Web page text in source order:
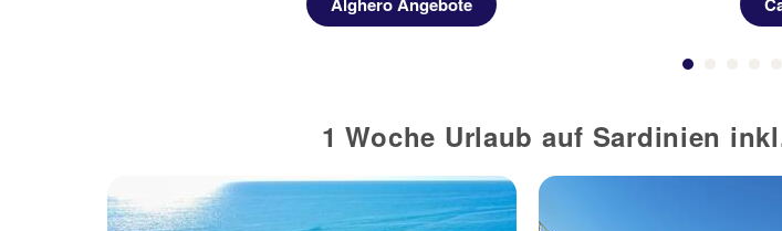
1 Woche Urlaub auf Sardinien